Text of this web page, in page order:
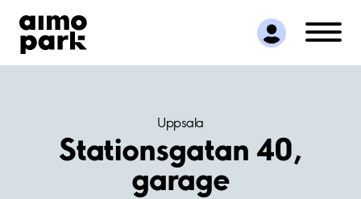
Hitta parkering
Samarbete
Kundservice
Uppsala
Stationsgatan 40,
garage